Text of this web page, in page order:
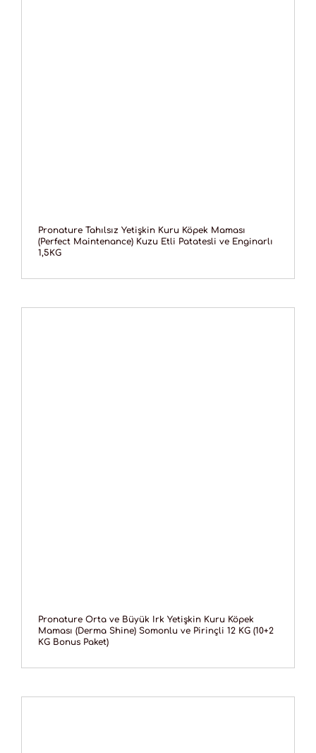
Pronature Tahılsız Yetişkin Kuru Köpek Maması
(Perfect Maintenance) Kuzu Etli Patatesli ve Enginarlı
1,5KG
Pronature Orta ve Büyük Irk Yetişkin Kuru Köpek
Maması (Derma Shine) Somonlu ve Pirinçli 12 KG (10+2
KG Bonus Paket)